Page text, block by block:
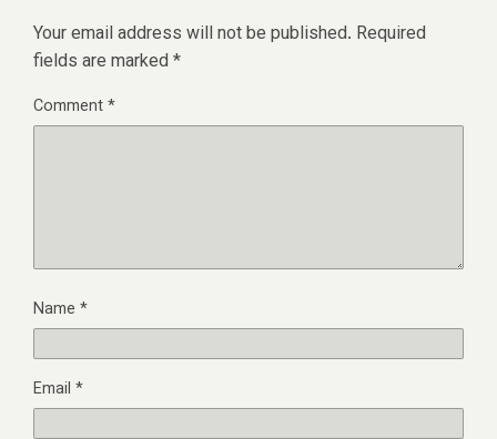
Your email address will not be published. Required
fields are marked *
Comment*
Name *
Email *